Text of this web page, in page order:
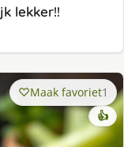
lekker!!
Maak favoriet1
👍